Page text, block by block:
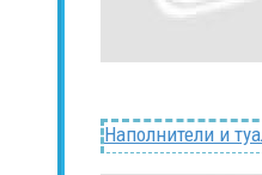
Наполнители и